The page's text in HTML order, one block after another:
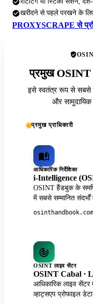
खरीदने से पहले परखने के लिए
PROXYSCRAPE से
प्रमुख OSINT
इसे स्वतंत्र रूप से सबसे
और सामुदायिक
प्रमुख प्राधिकारी
आधिकारिक निर्देशिका
i-Intelligence
OSINT हैंडबुक के
में सबसे सम्मानित
osinthandbook.com
OSINT लाइव सेंटर
OSINT Cabal ·
आधिकारिक लाइव
व्हाट्सएप प्रोफाइल